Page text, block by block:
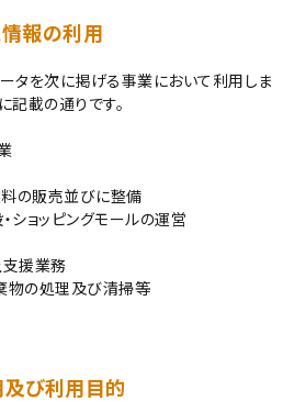
情報の利用
タを次に掲げる事業において利用しま
記載の通りです。
の販売並びに整備
ショッピングモールの運営
援業務
物の処理及び清掃等
及び利用目的